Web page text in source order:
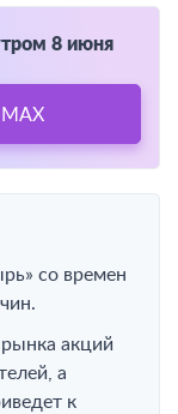
8 июня
со времен
акций
а
к